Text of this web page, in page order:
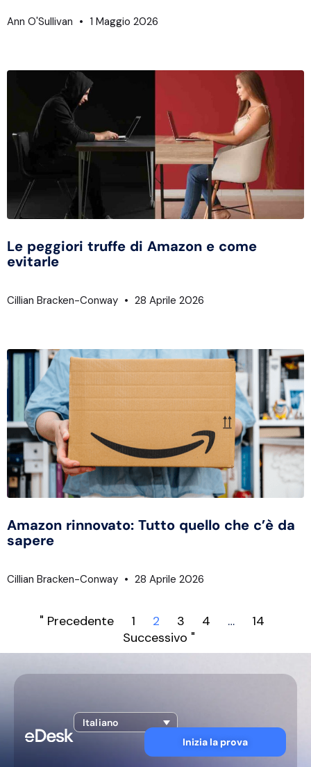
Ann O'Sullivan 1 Maggio 2026
Le peggiori truffe di Amazon e come
evitarle
Cillian Bracken-Conway 28 Aprile 2026
Amazon rinnovato: Tutto quello che c’è da
sapere
Cillian Bracken-Conway 28 Aprile 2026
" Precedente 1 2 3 4 …
14
Successivo "
Italiano
Inizia la prova